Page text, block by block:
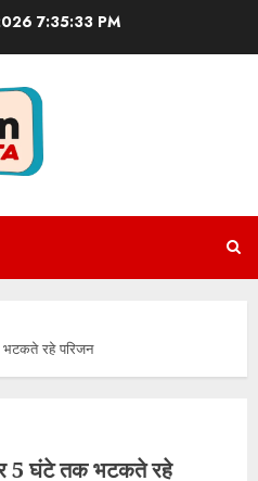
7:35:33 PM
रहे परिजन
5 घंटे तक भटकते रहे